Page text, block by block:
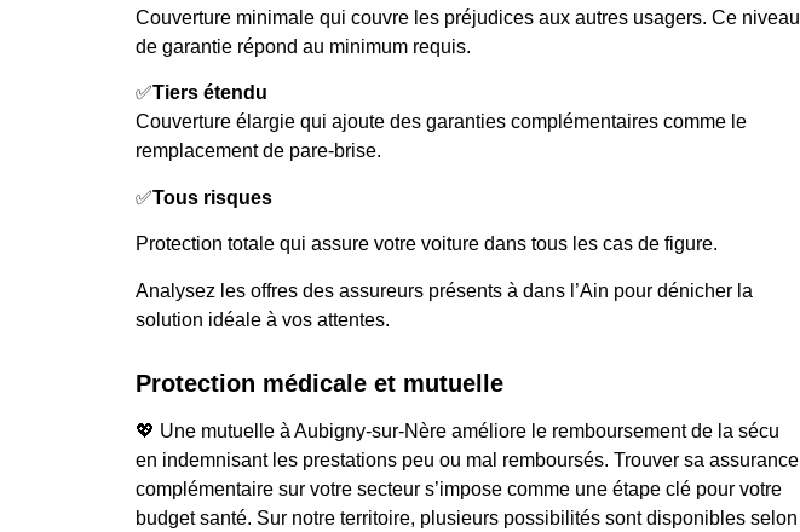
Couverture minimale qui couvre les préjudices aux autres usagers. Ce niveau
de garantie répond au minimum requis.
✅Tiers étendu
Couverture élargie qui ajoute des garanties complémentaires comme le
remplacement de pare-brise.
✅Tous risques
Protection totale qui assure votre voiture dans tous les cas de figure.
Analysez les offres des assureurs présents à dans l’Ain pour dénicher la
solution idéale à vos attentes.
Protection médicale et mutuelle
💖 Une mutuelle à Aubigny-sur-Nère améliore le remboursement de la sécu
en indemnisant les prestations peu ou mal remboursés. Trouver sa assurance
complémentaire sur votre secteur s’impose comme une étape clé pour votre
budget santé. Sur notre territoire, plusieurs possibilités sont disponibles selon